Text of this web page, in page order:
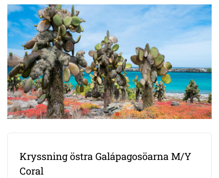
Kryssning östra Galápagosöarna M/Y
Coral